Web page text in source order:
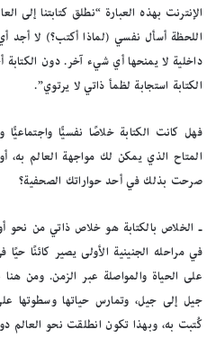
الإنترنت بهذه العبارة “نطلق كتابتنا إلى
اللحظة أسأل نفسي (لماذا أكتب؟) لا أجد
داخلية لا يمنحها أي شيء آخر. دون
الكتابة استجابة لظمأ ذاتي لا يرتوي”.
فهل كانت الكتابة خلاصًا نفسيًّا
المتاح الذي يمكن لك مواجهة العالم
صرحت بذلك في أحد حواراتك الصحفية؟
ـ الخلاص بالكتابة هو خلاص ذاتي من نحو
في مراحله الجنينية الأولى يصير كائنًا
على الحياة والمواصلة عبر الزمن. ومن
جيل إلى جيل، وتمارس حياتها وسطوتها
كُتبت به، وبهذا تكون انطلقت نحو العالم